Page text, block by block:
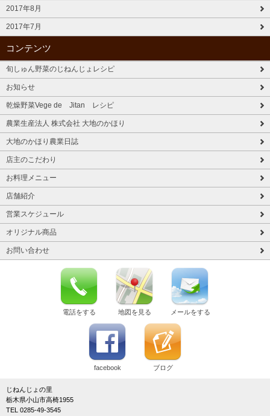
2017年8月
2017年7月
コンテンツ
旬しゅん野菜のじねんじょレシピ
お知らせ
乾燥野菜Vege de Jitan レシピ
農業生産法人 株式会社 大地のかほり
大地のかほり農業日誌
店主のこだわり
お料理メニュー
店舗紹介
営業スケジュール
オリジナル商品
お問い合わせ
電話をする 地図を見る メールをする
facebook ブログ
じねんじょの里
栃木県小山市高椅1955
TEL 0285-49-3545